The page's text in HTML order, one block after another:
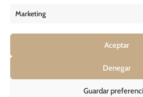
Marketing
Aceptar
Denegar
Guardar
COPYRIGHT © 2026 – GHESSU BATH SL |
RESERVADOS *